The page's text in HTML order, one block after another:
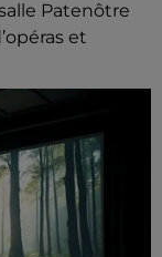
Patenôtre
et